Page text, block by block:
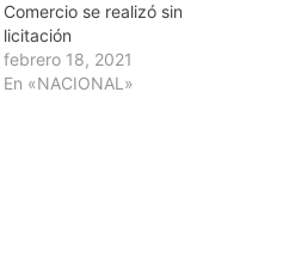
Comercio se realizó sin
licitación
febrero 18, 2021
En «NACIONAL»